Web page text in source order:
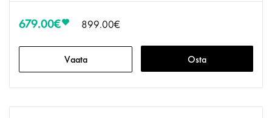
679.00€ 899.00€
Vaata Osta